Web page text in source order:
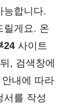
능합니다.
릴게요. 온
24 사이트
, 검색창에
안내에 따라
서를 작성